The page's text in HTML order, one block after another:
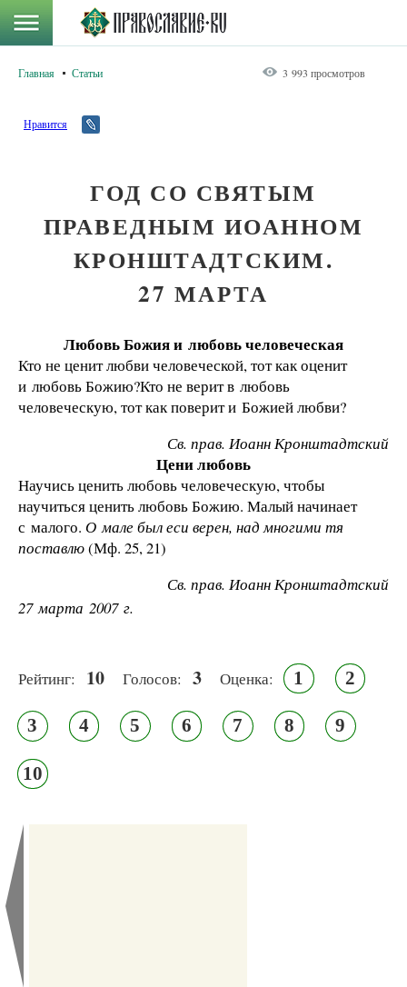
Главная Статьи 3 993 просмотров
Нравится
ГОД СО СВЯТЫМ
ПРАВЕДНЫМ ИОАННОМ
КРОНШТАДТСКИМ.
27 МАРТА
Любовь Божия и любовь человеческая
Кто не ценит любви человеческой, тот как оценит
и любовь Божию?Кто не верит в любовь
человеческую, тот как поверит и Божией любви?
Св. прав. Иоанн Кронштадтский
Цени любовь
Научись ценить любовь человеческую, чтобы
научиться ценить любовь Божию. Малый начинает
с малого. О мале был еси верен, над многими тя
поставлю(Мф. 25, 21)
Св. прав. Иоанн Кронштадтский
27 марта 2007 г.
Рейтинг: 10 Голосов: 3 Оценка: 1 2
3 4 5 6 7 8 9
10